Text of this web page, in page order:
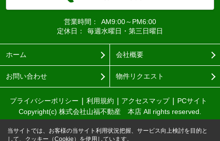
営業時間：
AM9:00～PM6:00
定休日：
毎週水曜日・第三日曜日
ホーム 会社概要
お問い合わせ 物件リクエスト
プライバシーポリシー 利用規約 アクセスマップ
PCサイト
Copyright(c) 株式会社山福不動産 本店 All rights reserved.
当サイトでは、お客様の当サイト利用状況把握、サービス向上検討を目的と
して、クッキー（Cookie）を使用しています。